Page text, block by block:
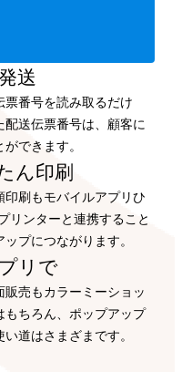
送
票番号を読み取るだけ
送伝票番号は、顧客に
できます。
ん印刷
刷もモバイルアプリひ
リンターと連携すること
プにつながります。
リで
売もカラーミーショッ
もちろん、ポップアップ
道はさまざまです。